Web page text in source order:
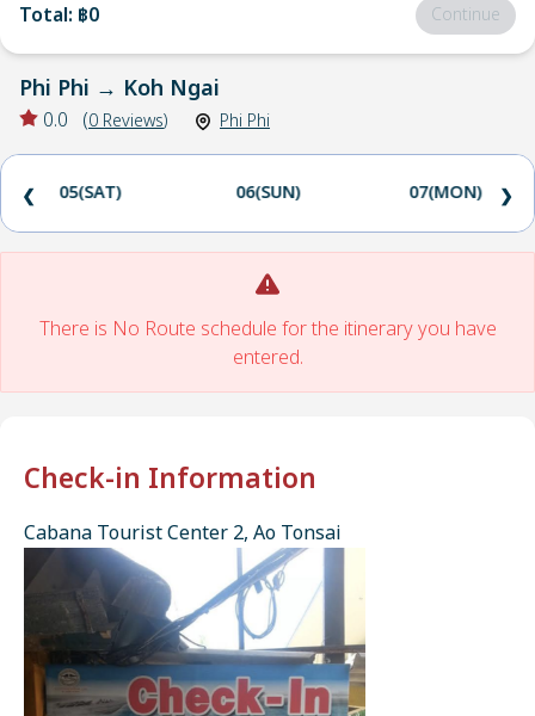
Total: ฿0 Continue
Phi Phi → Koh Ngai
0.0 (0 Reviews) Phi Phi
05(SAT) 06(SUN) 07(MON)
❮ ❯
There is No Route schedule for the itinerary you have
entered.
Check-in Information
Cabana Tourist Center 2, Ao Tonsai